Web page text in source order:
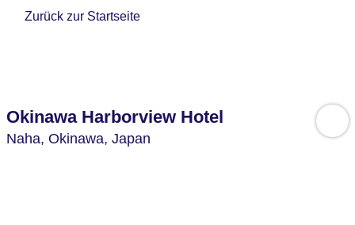
Zurück zur Startseite
Okinawa Harborview Hotel
Naha, Okinawa, Japan